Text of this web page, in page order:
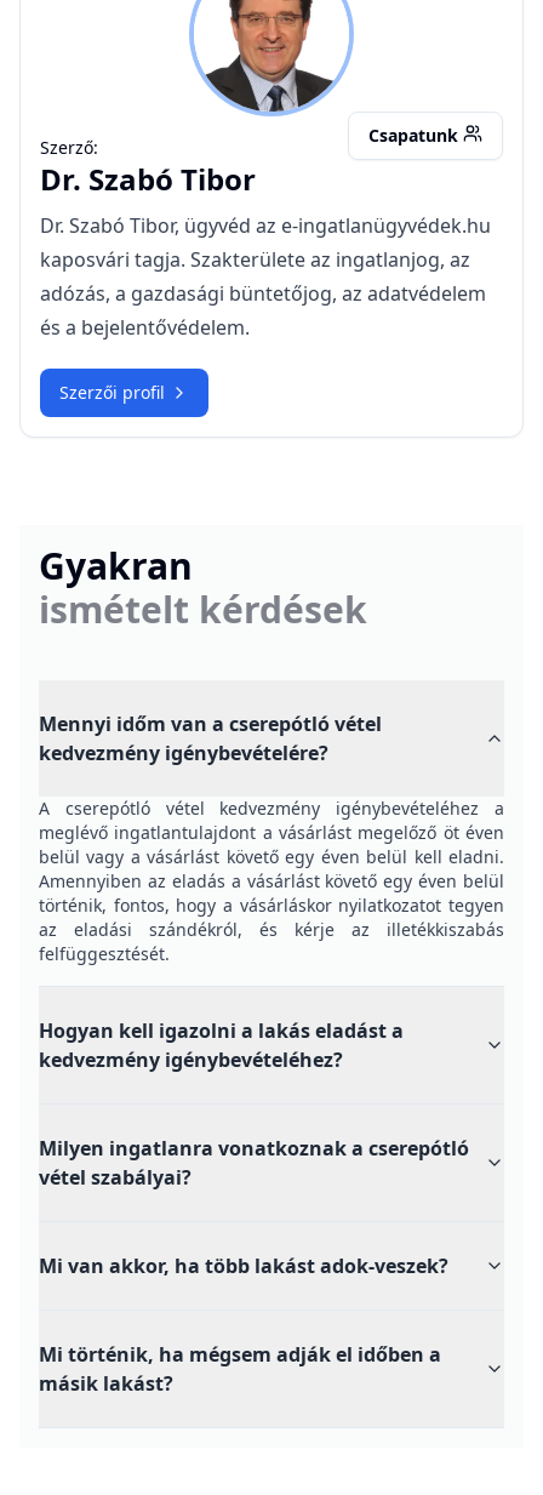
jelent és miért nem működik az E-ING
ügyvédi bevezetéséig?
Ingatlan ügyvéd Kiskunfélegyháza –
adásvételi szerződés akár 5 nap alatt,
0,45% munkadíj!
Testvérek közötti adásvétel illetéke
Ingatlan vételár kifizetése: hogyan
célszerű?
Elektronikus aláírás, DÁP és az ingatlan
adásvételi szerződés
Szerző:
Dr.Szabó Tibor
Dr. Szabó Tibor, ügyvéd az e-ingatlanügyvédek.hu
kaposvári tagja. Szakterülete az ingatlanjog, az
adózás, a gazdasági büntetőjog, az adatvédelem
és a bejelentővédelem.
Gyakran
Mennyi időm van a cserepótló vétel
kedvezmény igénybevételére?
A cserepótló vétel kedvezmény igénybevételéhez a